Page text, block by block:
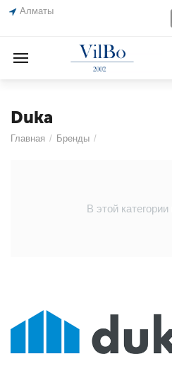
Алматы
Duka
Главная / Бренды /
В этой категории